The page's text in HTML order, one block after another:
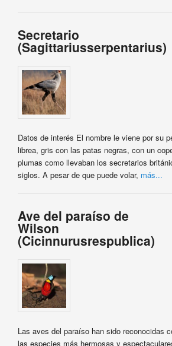
Secretario
(Sagittariusserpentarius)
Datos de interés El nombre le viene por su
librea, gris con las patas negras, con un
plumas como llevaban los secretarios
siglos. A pesar de que puede volar, más...
Ave del paraíso de
Wilson
(Cicinnurusrespublica)
Las aves del paraíso han sido reconocidas
las especies más hermosas y